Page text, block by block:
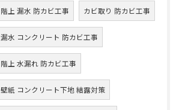
階上 漏水 防カビ工事 カビ取り 防カビ工事
漏水 コンクリート 防カビ工事
階上 水漏れ 防カビ工事
壁紙 コンクリート下地 結露対策